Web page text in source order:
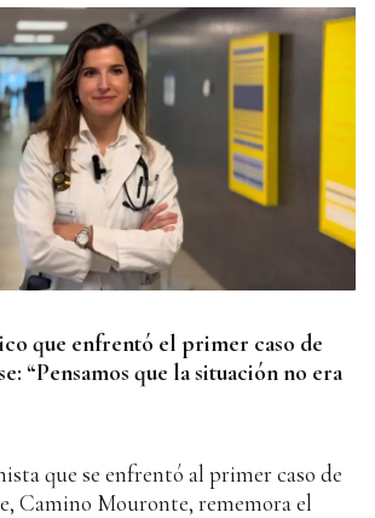
que enfrentó el primer caso de
“Pensamos que la situación no era
que se enfrentó al primer caso de
Camino Mouronte, rememora el